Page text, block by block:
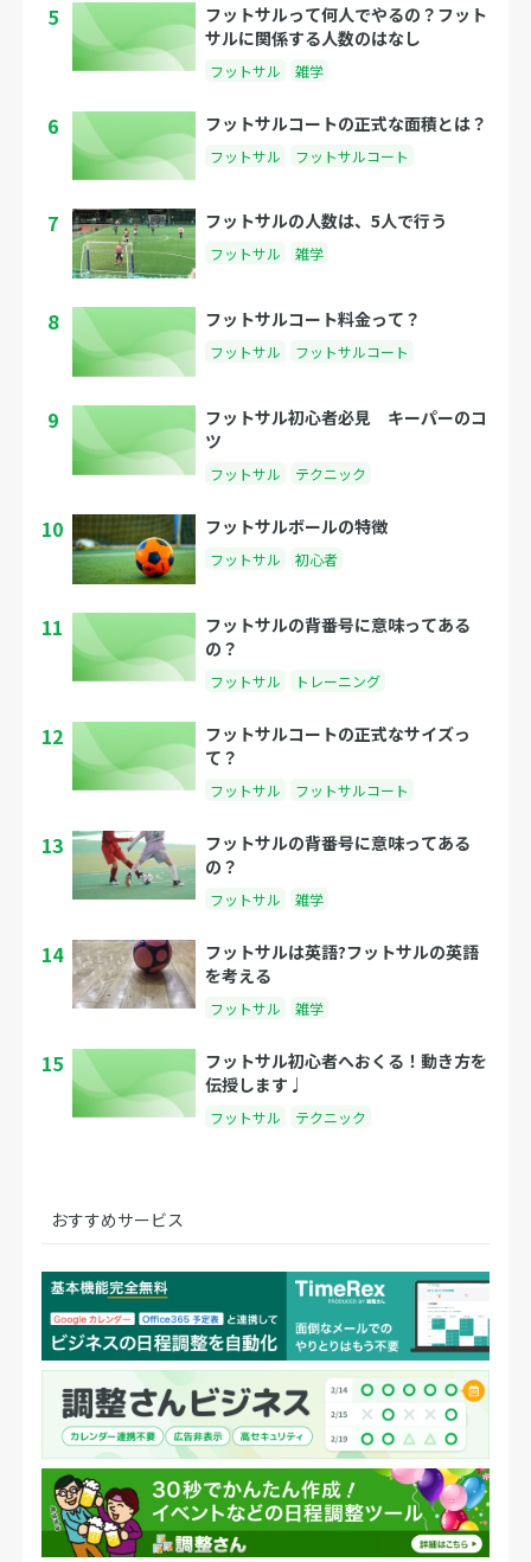
5
フットサルって何人でやるの？フット
サルに関係する人数のはなし
フットサル 雑学
6 フットサルコートの正式な面積とは？
フットサル フットサルコート
7 フットサルの人数は、5人で行う
フットサル 雑学
8 フットサルコート料金って？
フットサル フットサルコート
9
フットサル初心者必見 キーパーのコ
ツ
フットサル テクニック
10 フットサルボールの特徴
フットサル 初心者
11
フットサルの背番号に意味ってある
の？
フットサル トレーニング
12
フットサルコートの正式なサイズっ
て？
フットサル フットサルコート
13
フットサルの背番号に意味ってある
の？
フットサル 雑学
14
フットサルは英語?フットサルの英語
を考える
フットサル 雑学
15
フットサル初心者へおくる！動き方を
伝授します♩
フットサル テクニック
おすすめサービス